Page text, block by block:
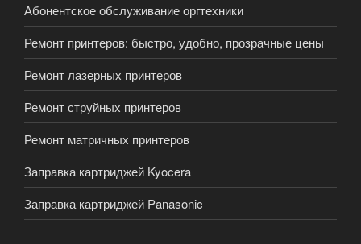
Абонентское обслуживание оргтехники
Ремонт принтеров: быстро, удобно, прозрачные цены
Ремонт лазерных принтеров
Ремонт струйных принтеров
Ремонт матричных принтеров
Заправка картриджей Kyocera
Заправка картриджей Panasonic